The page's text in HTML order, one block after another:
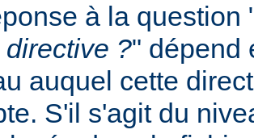
à la question
directive ?" dépend
auquel cette
S'il s'agit du